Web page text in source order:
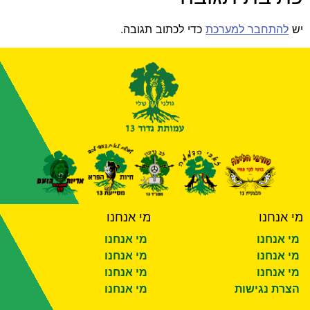
יש להתחבר למערכת כדי לכתוב תגובה.
מי אנחנו
מי אנחנו
מי אנחנו
מי אנחנו
הצרת נגישות
מי אנחנו
מי אנחנו
מי אנחנו
מי אנחנו
מי אנחנו